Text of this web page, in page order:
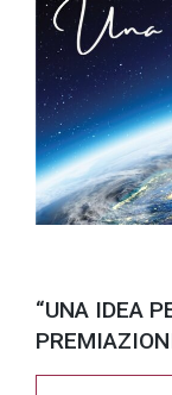
“UNA IDEA